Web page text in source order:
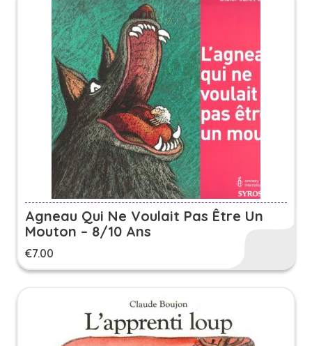
Agneau Qui Ne Voulait Pas Être Un
Mouton – 8/10 Ans
€7.00